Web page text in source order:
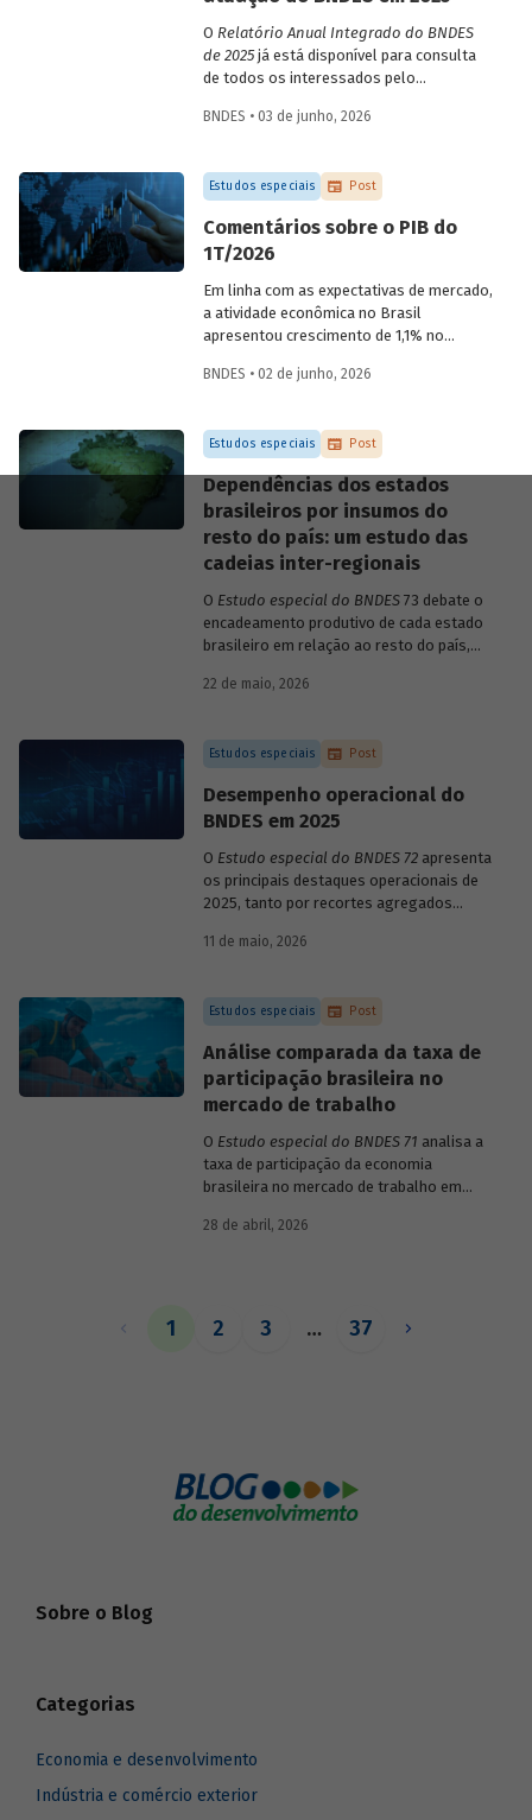
O Relatório Anual Integrado do BNDES
de 2025já está disponível para consulta
de todos os interessados pelo
sua prestação de contas. O documento
principais resultados, os impactos de sua
atuação no ano, e mostra como o BNDES
permanece crescendo de forma
consistente e sólida, mesmo diante de
cenários desafiadores.
BNDES • 03 de junho, 2026
Estudos especiais Post
Comentários sobre o PIB do
1T/2026
Em linha com as expectativas de mercado,
a atividade econômica no Brasil
apresentou crescimento de 1,1% no
imediatamente anterior, na série ajustada
detalhada e uma previsão para os
próximos meses no Estudo especial do
BNDES 74.
BNDES • 02 de junho, 2026
Estudos especiais Post
Dependências dos estados
brasileiros por insumos do
resto do país: um estudo das
cadeias inter-regionais
O Estudo especial do BNDES73 debate o
encadeamento produtivo de cada estado
brasileiro em relação ao resto do país,
quanto o estímulo a um estado ou setor
metodologia de construção de matrizes
22 de maio, 2026
Estudos especiais Post
Desempenho operacional do
BNDES em 2025
O Estudo especial do BNDES 72 apresenta
os principais destaques operacionais de
2025, tanto por recortes agregados
específicas do Banco.
11 de maio, 2026
Estudos especiais Post
Análise comparada da taxa de
participação brasileira no
mercado de trabalho
O Estudo especial do BNDES 71 analisa a
taxa de participação da economia
brasileira no mercado de trabalho em
países de diferentes continentes e
28 de abril, 2026
1 2 3 … 37
Sobre o Blog
Categorias
Economia e desenvolvimento
Indústria e comércio exterior